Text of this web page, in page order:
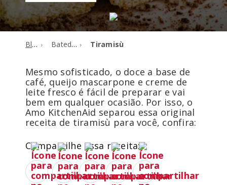
Blog Batedeiras Tiramisù
Mesmo sofisticado, o doce a base de
café, queijo mascarpone e creme de
leite fresco é fácil de preparar e vai
bem em qualquer ocasião. Por isso, o
Amo KitchenAid separou essa original
receita de tiramisù para você, confira:
Compartilhe essa receita: